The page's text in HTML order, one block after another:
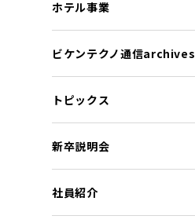
ホテル事業
ビケンテクノ通信archives
トピックス
新卒説明会
社員紹介